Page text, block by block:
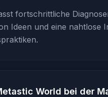
fortschrittliche
Ideen und eine nahtlose
World bei der